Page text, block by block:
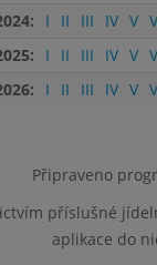
I II III IV V
I II III IV V
I II III IV V
Připraveno
příslušné
aplikace do